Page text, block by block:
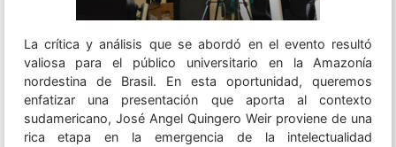
La crítica y análisis que se abordó en el evento resultó
valiosa para el público universitario en la Amazonía
nordestina de Brasil. En esta oportunidad, queremos
enfatizar una presentación que aporta al contexto
sudamericano, José Angel Quingero Weir proviene de una
rica etapa en la emergencia de la intelectualidad